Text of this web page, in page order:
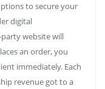
to secure your
digital
website will
an order, you
immediately. Each
revenue got to a